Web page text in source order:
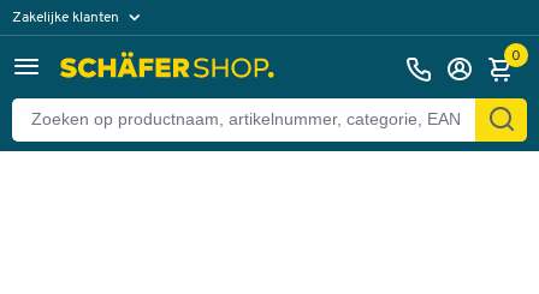
Zakelijke klanten
Particuliere klanten 0
Terug